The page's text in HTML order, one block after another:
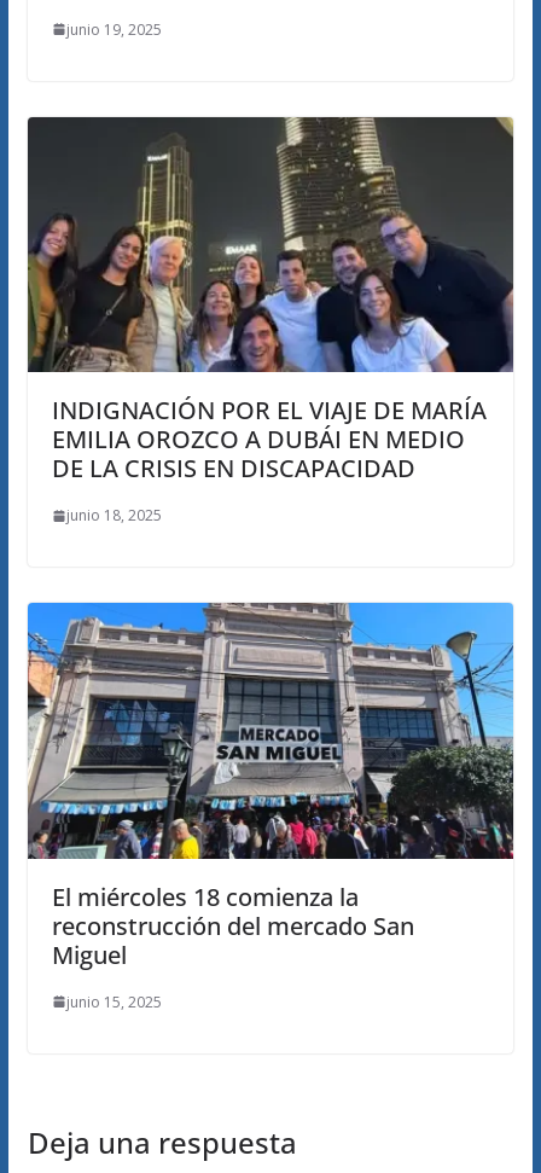
junio 19, 2025
INDIGNACIÓN POR EL VIAJE DE MARÍA
EMILIA OROZCO A DUBÁI EN MEDIO
DE LA CRISIS EN DISCAPACIDAD
junio 18, 2025
El miércoles 18 comienza la
reconstrucción del mercado San
Miguel
junio 15, 2025
Deja una respuesta